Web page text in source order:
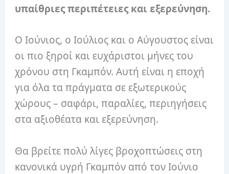
υπαίθριες περιπέτειες και εξερεύνηση.
Ο Ιούνιος, ο Ιούλιος και ο Αύγουστος είναι
οι πιο ξηροί και ευχάριστοι μήνες του
χρόνου στη Γκαμπόν. Αυτή είναι η εποχή
για όλα τα πράγματα σε εξωτερικούς
χώρους – σαφάρι, παραλίες, περιηγήσεις
στα αξιοθέατα και εξερεύνηση.
Θα βρείτε πολύ λίγες βροχοπτώσεις στη
κανονικά υγρή Γκαμπόν από τον Ιούνιο